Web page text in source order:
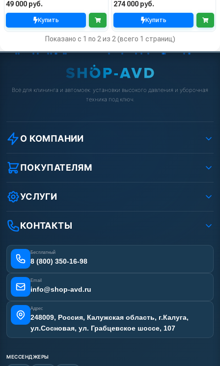
49 000 руб.
Купить
274 000 руб.
Купить
Показано с 1 по 2 из 2 (всего 1 страниц)
Всё для клининга и автомоек: установки высокого давления и уборочная
техника под ключ.
О КОМПАНИИ
О компании
Реквизиты ООО «Шоп АВД»
Защита данных клиента
Условия соглашения
Вакансии
Статьи
ПОКУПАТЕЛЯМ
Как заказать?
Оплата
Доставка
Лизинг
Получить скидку
УСЛУГИ
Ремонт АВД
Сертификаты
Наши работы
Отзывы наших клиентов
Карта сайта
КОНТАКТЫ
Бесплатный
8 (800) 350-16-98
Email
info@shop-avd.ru
Адрес
248009, Россия, Калужская область, г.Калуга,
ул.Сосновая, ул. Грабцевское шоссе, 107
МЕССЕНДЖЕРЫ